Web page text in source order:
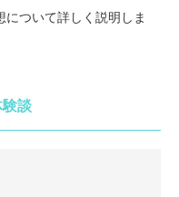
ついて詳しく説明しま
談